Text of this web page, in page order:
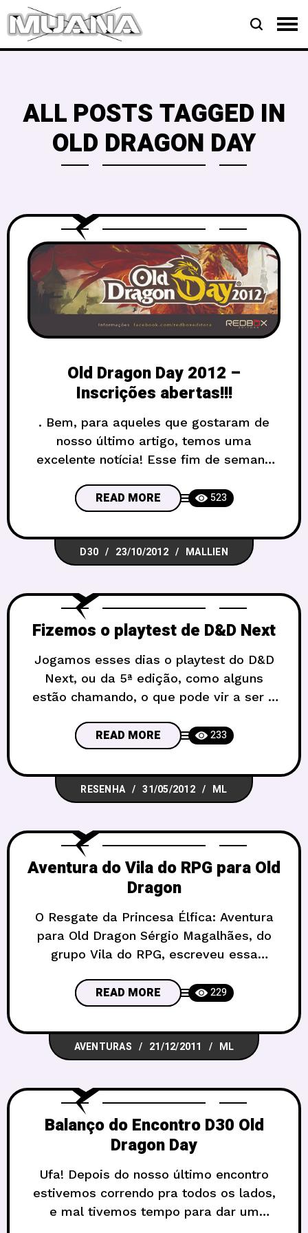
ALL POSTS TAGGED IN
OLD DRAGON DAY
Old Dragon Day 2012 –
Inscrições abertas!!!
. Bem, para aqueles que gostaram de
nosso último artigo, temos uma
excelente notícia! Esse fim de semana
Dragon Day. E, como não podia deixar de
ser, nós do grupo D30RPG juntamente
com a Orgutal Casa de Jogos,
estaremos no dia 28/10, domingo, com
READ MORE 523
D30 23/10/2012 MALLIEN
Fizemos o playtest de D&D Next
Jogamos esses dias o playtest do D&D
Next, ou da 5ª edição, como alguns
estão chamando, o que pode vir a ser a
de nós! E será que você vai gostar?
Bem, depende… Se você é um fã do
jogo, já deve estar excitado com toda a
discussão
READ MORE 233
RESENHA 31/05/2012 ML
Aventura do Vila do RPG para Old
Dragon
O Resgate da Princesa Élfica: Aventura
para Old Dragon Sérgio Magalhães, do
grupo Vila do RPG, escreveu essa
estamos compartilhando com vocês.
Embora seja escrita para o velho dragão,
ela pode facilmente ser adaptada para
seu jogo preferido, de D&D a Gurps,
fantasia. Os temas
READ MORE 229
AVENTURAS 21/12/2011 ML
Balanço do Encontro D30 Old
Dragon Day
Ufa! Depois do nosso último encontro
estivemos correndo pra todos os lados,
e mal tivemos tempo para dar um